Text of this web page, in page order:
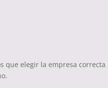
que elegir la empresa